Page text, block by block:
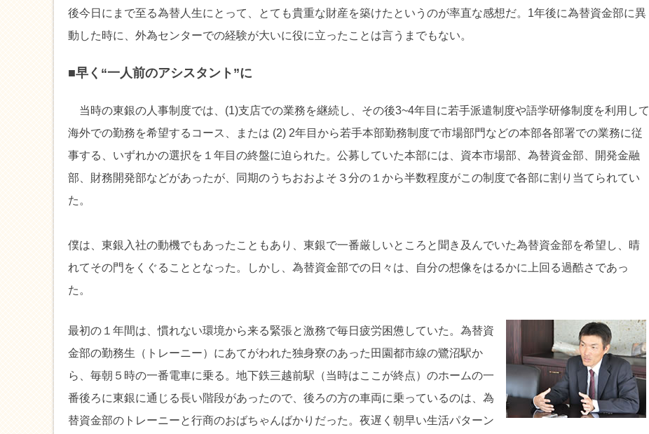
後今日にまで至る為替人生にとって、とても貴重な財産を築けたというのが率直な感想だ。1年後に為替資金部に異
動した時に、外為センターでの経験が大いに役に立ったことは言うまでもない。
■早く“一人前のアシスタント”に
当時の東銀の人事制度では、(1)支店での業務を継続し、その後3~4年目に若手派遣制度や語学研修制度を利用して
海外での勤務を希望するコース、または (2) 2年目から若手本部勤務制度で市場部門などの本部各部署での業務に従
事する、いずれかの選択を１年目の終盤に迫られた。公募していた本部には、資本市場部、為替資金部、開発金融
部、財務開発部などがあったが、同期のうちおおよそ３分の１から半数程度がこの制度で各部に割り当てられてい
た。
僕は、東銀入社の動機でもあったこともあり、東銀で一番厳しいところと聞き及んでいた為替資金部を希望し、晴
れてその門をくぐることとなった。しかし、為替資金部での日々は、自分の想像をはるかに上回る過酷さであっ
た。
最初の１年間は、慣れない環境から来る緊張と激務で毎日疲労困憊していた。為替資
金部の勤務生（トレーニー）にあてがわれた独身寮のあった田園都市線の鷺沼駅か
ら、毎朝５時の一番電車に乗る。地下鉄三越前駅（当時はここが終点）のホームの一
番後ろに東銀に通じる長い階段があったので、後ろの方の車両に乗っているのは、為
替資金部のトレーニーと行商のおばちゃんばかりだった。夜遅く朝早い生活パターン